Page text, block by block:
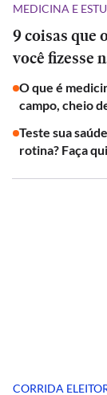
MEDICINA E
9 coisas que
você fizesse
O que é
campo, cheio
Teste sua
rotina? Faça
CORRIDA